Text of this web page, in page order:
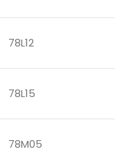
78L12
78L15
78M05